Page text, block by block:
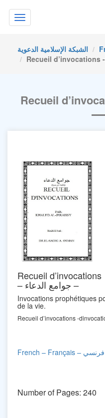
Toggle
navigation
الشبكة الإسلامية الدعوية
Recueil d’invocations
Recueil
Recueil d’invocations
– جوامع الدعاء –
Invocations prophétiques
de la vie.
Recueil d’invocations -
French –
Number of Pages: 240